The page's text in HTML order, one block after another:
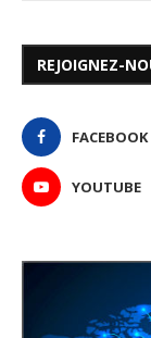
REJOIGNEZ-
FACEBOOK
YOUTUBE